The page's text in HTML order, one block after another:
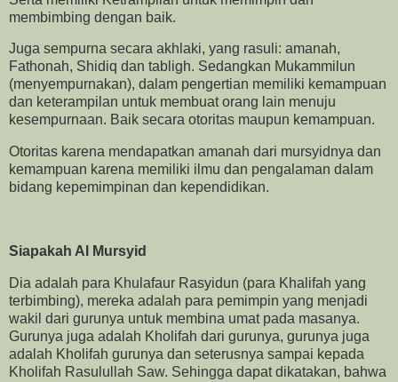
membimbing dengan baik.
Juga sempurna secara akhlaki, yang rasuli: amanah,
Fathonah, Shidiq dan tabligh. Sedangkan Mukammilun
(menyempurnakan), dalam pengertian memiliki kemampuan
dan keterampilan untuk membuat orang lain menuju
kesempurnaan. Baik secara otoritas maupun kemampuan.
Otoritas karena mendapatkan amanah dari mursyidnya dan
kemampuan karena memiliki ilmu dan pengalaman dalam
bidang kepemimpinan dan kependidikan.
Siapakah Al Mursyid
Dia adalah para Khulafaur Rasyidun (para Khalifah yang
terbimbing), mereka adalah para pemimpin yang menjadi
wakil dari gurunya untuk membina umat pada masanya.
Gurunya juga adalah Kholifah dari gurunya, gurunya juga
adalah Kholifah gurunya dan seterusnya sampai kepada
Kholifah Rasulullah Saw. Sehingga dapat dikatakan, bahwa